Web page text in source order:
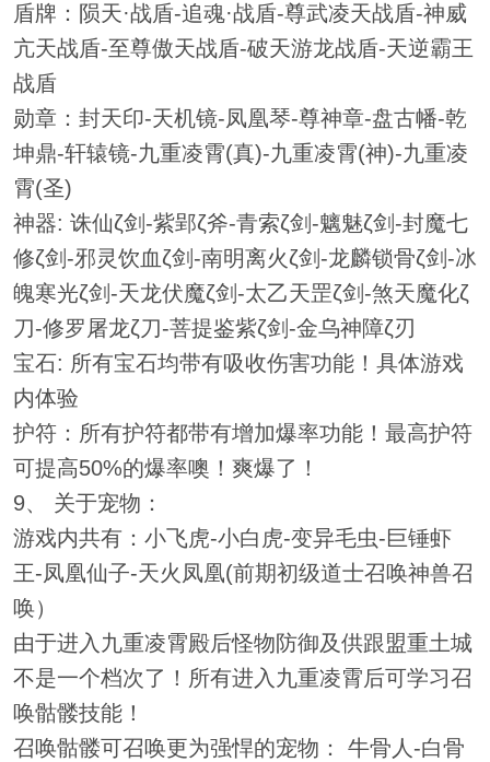
盾牌：陨天·战盾-追魂·战盾-尊武凌天战盾-神威
亢天战盾-至尊傲天战盾-破天游龙战盾-天逆霸王
战盾
勋章：封天印-天机镜-凤凰琴-尊神章-盘古幡-乾
坤鼎-轩辕镜-九重凌霄(真)-九重凌霄(神)-九重凌
霄(圣)
神器: 诛仙ζ剑-紫郢ζ斧-青索ζ剑-魑魅ζ剑-封魔七
修ζ剑-邪灵饮血ζ剑-南明离火ζ剑-龙麟锁骨ζ剑-冰
魄寒光ζ剑-天龙伏魔ζ剑-太乙天罡ζ剑-煞天魔化ζ
刀-修罗屠龙ζ刀-菩提鉴紫ζ剑-金乌神障ζ刃
宝石: 所有宝石均带有吸收伤害功能！具体游戏
内体验
护符：所有护符都带有增加爆率功能！最高护符
可提高50%的爆率噢！爽爆了！
9、 关于宠物：
游戏内共有：小飞虎-小白虎-变异毛虫-巨锤虾
王-凤凰仙子-天火凤凰(前期初级道士召唤神兽召
唤）
由于进入九重凌霄殿后怪物防御及供跟盟重土城
不是一个档次了！所有进入九重凌霄后可学习召
唤骷髅技能！
召唤骷髅可召唤更为强悍的宠物： 牛骨人-白骨